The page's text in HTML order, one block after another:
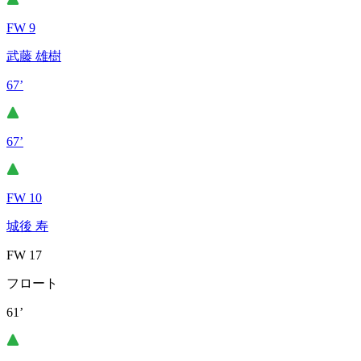
FW 9
武藤 雄樹
67’
67’
FW 10
城後 寿
FW 17
フロート
61’